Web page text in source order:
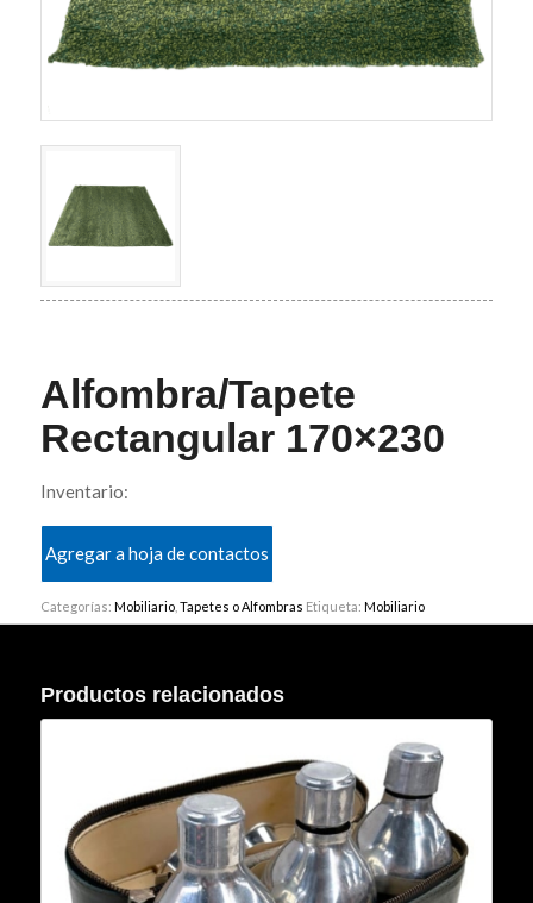
Alfombra/Tapete
Rectangular 170×230
Inventario:
Agregar a hoja de contactos
Categorías: Mobiliario, Tapetes o Alfombras Etiqueta: Mobiliario
Productos relacionados